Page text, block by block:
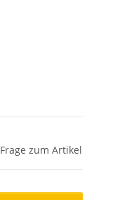
Frage zum Artikel